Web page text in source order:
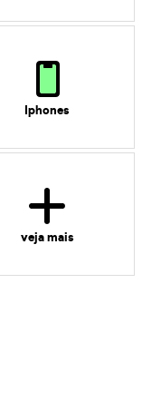
Iphones
veja mais